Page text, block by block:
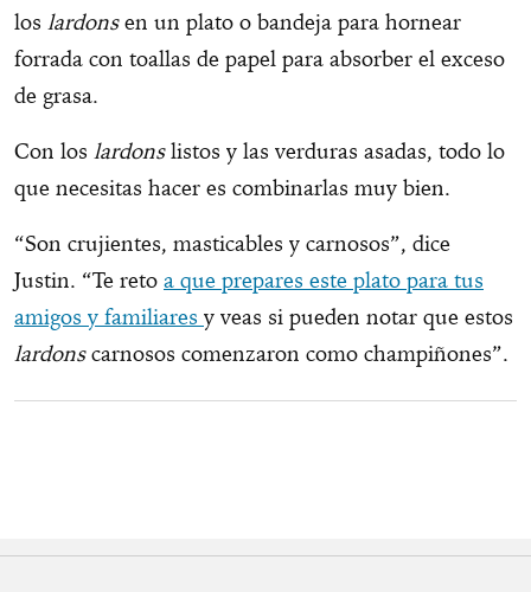
los lardonsen un plato o bandeja para hornear
forrada con toallas de papel para absorber el exceso
de grasa.
Con los lardonslistos y las verduras asadas, todo lo
que necesitas hacer es combinarlas muy bien.
“Son crujientes, masticables y carnosos”, dice
Justin. “Te reto a que prepares este plato para tus
amigos y familiares y veas si pueden notar que estos
lardonscarnosos comenzaron como champiñones”.